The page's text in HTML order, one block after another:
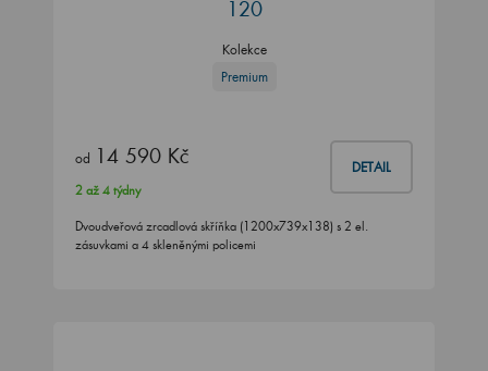
120
Kolekce
Premium
od 14 590 Kč DETAIL
2 až 4 týdny
Dvoudveřová zrcadlová skříňka (1200x739x138) s 2 el.
zásuvkami a 4 skleněnými policemi